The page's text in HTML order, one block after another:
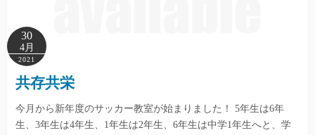
30
4月
2021
共存共栄
今月から新年度のサッカー教室が始まりました！ 5年生は6年
生、3年生は4年生、1年生は2年生、6年生は中学1年生へと、学